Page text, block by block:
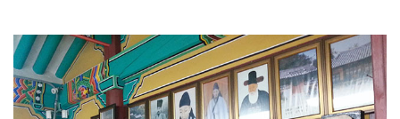
털 R
L
복
사
유
하
기
크
게
변
경
하
기
작
게
변
경
하
기